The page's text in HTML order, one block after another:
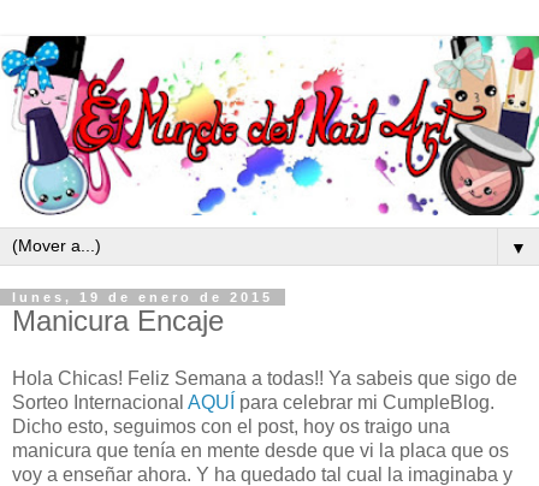
▼
lunes, 19 de enero de 2015
Manicura Encaje
Hola Chicas! Feliz Semana a todas!! Ya sabeis que sigo de
Sorteo Internacional AQUÍ para celebrar mi CumpleBlog.
Dicho esto, seguimos con el post, hoy os traigo una
manicura que tenía en mente desde que vi la placa que os
voy a enseñar ahora. Y ha quedado tal cual la imaginaba y